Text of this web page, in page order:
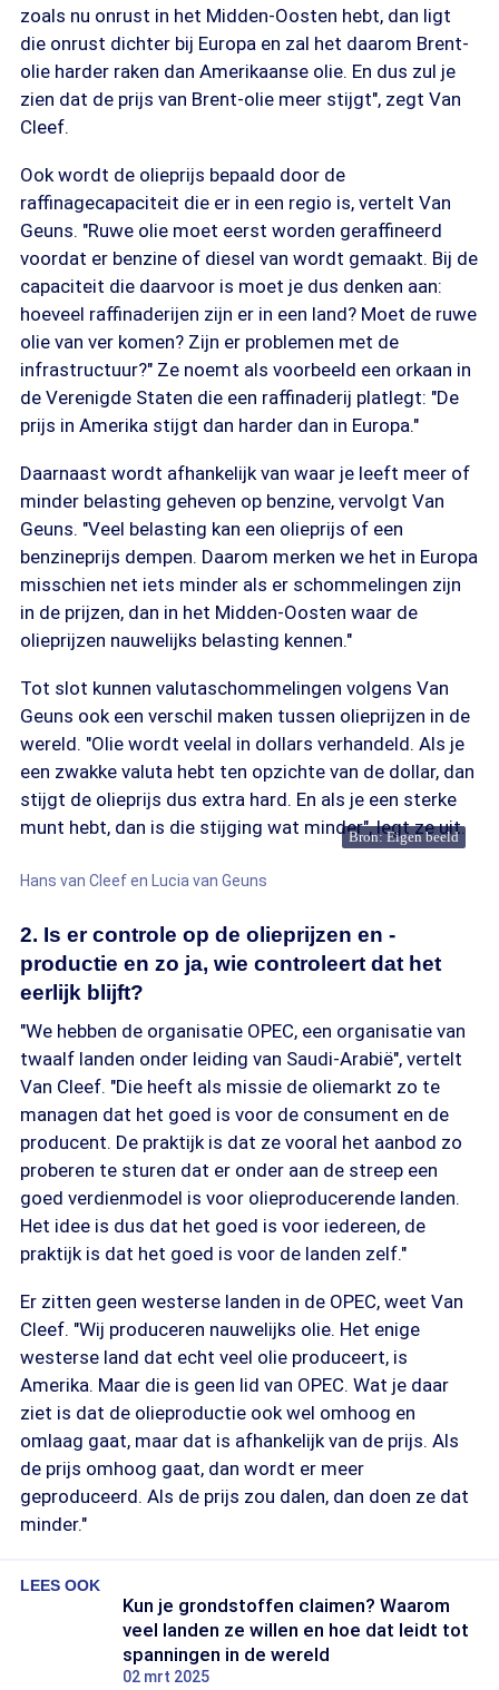
zoals nu onrust in het Midden-Oosten hebt, dan ligt
die onrust dichter bij Europa en zal het daarom Brent-
olie harder raken dan Amerikaanse olie. En dus zul je
zien dat de prijs van Brent-olie meer stijgt", zegt Van
Cleef.
Ook wordt de olieprijs bepaald door de
raffinagecapaciteit die er in een regio is, vertelt Van
Geuns. "Ruwe olie moet eerst worden geraffineerd
voordat er benzine of diesel van wordt gemaakt. Bij de
capaciteit die daarvoor is moet je dus denken aan:
hoeveel raffinaderijen zijn er in een land? Moet de ruwe
olie van ver komen? Zijn er problemen met de
infrastructuur?" Ze noemt als voorbeeld een orkaan in
de Verenigde Staten die een raffinaderij platlegt: "De
prijs in Amerika stijgt dan harder dan in Europa."
Daarnaast wordt afhankelijk van waar je leeft meer of
minder belasting geheven op benzine, vervolgt Van
Geuns. "Veel belasting kan een olieprijs of een
benzineprijs dempen. Daarom merken we het in Europa
misschien net iets minder als er schommelingen zijn
in de prijzen, dan in het Midden-Oosten waar de
olieprijzen nauwelijks belasting kennen."
Tot slot kunnen valutaschommelingen volgens Van
Geuns ook een verschil maken tussen olieprijzen in de
wereld. "Olie wordt veelal in dollars verhandeld. Als je
een zwakke valuta hebt ten opzichte van de dollar, dan
stijgt de olieprijs dus extra hard. En als je een sterke
munt hebt, dan is die stijging wat minder", legt ze uit.
Bron: Eigen beeld
Hans van Cleef en Lucia van Geuns
2. Is er controle op de olieprijzen en -
productie en zo ja, wie controleert dat het
eerlijk blijft?
"We hebben de organisatie OPEC, een organisatie van
twaalf landen onder leiding van Saudi-Arabië", vertelt
Van Cleef. "Die heeft als missie de oliemarkt zo te
managen dat het goed is voor de consument en de
producent. De praktijk is dat ze vooral het aanbod zo
proberen te sturen dat er onder aan de streep een
goed verdienmodel is voor olieproducerende landen.
Het idee is dus dat het goed is voor iedereen, de
praktijk is dat het goed is voor de landen zelf."
Er zitten geen westerse landen in de OPEC, weet Van
Cleef. "Wij produceren nauwelijks olie. Het enige
westerse land dat echt veel olie produceert, is
Amerika. Maar die is geen lid van OPEC. Wat je daar
ziet is dat de olieproductie ook wel omhoog en
omlaag gaat, maar dat is afhankelijk van de prijs. Als
de prijs omhoog gaat, dan wordt er meer
geproduceerd. Als de prijs zou dalen, dan doen ze dat
minder."
LEES OOK
Kun je grondstoffen claimen? Waarom
veel landen ze willen en hoe dat leidt tot
spanningen in de wereld
02 mrt 2025